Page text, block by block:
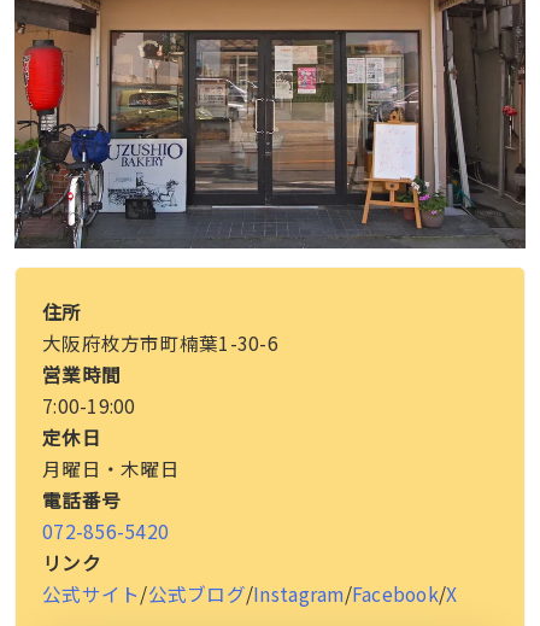
住所
大阪府枚方市町楠葉1-30-6
営業時間
7:00-19:00
定休日
月曜日・木曜日
電話番号
072-856-5420
リンク
公式サイト/公式ブログ/Instagram/Facebook/X